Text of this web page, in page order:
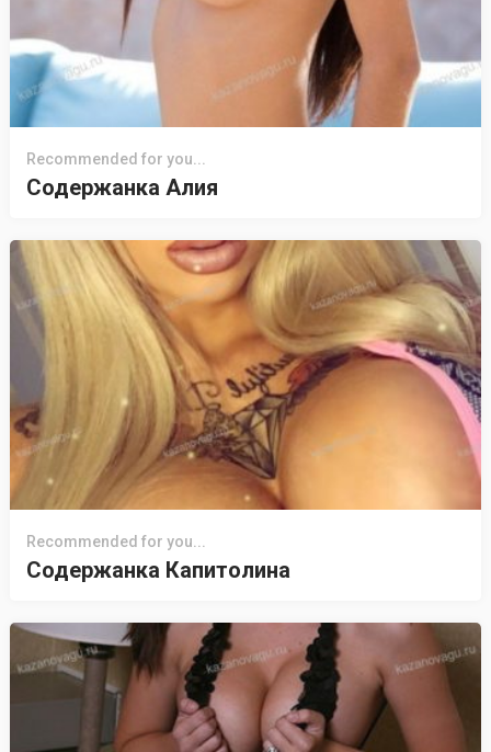
Recommended for you...
Содержанка Алия
Recommended for you...
Содержанка Капитолина